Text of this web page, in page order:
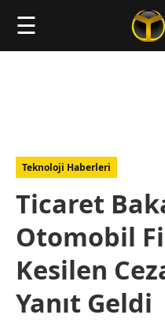
☰
Teknoloji Haberleri
Ticaret
Otomobil
Kesilen
Yanıt Geldi